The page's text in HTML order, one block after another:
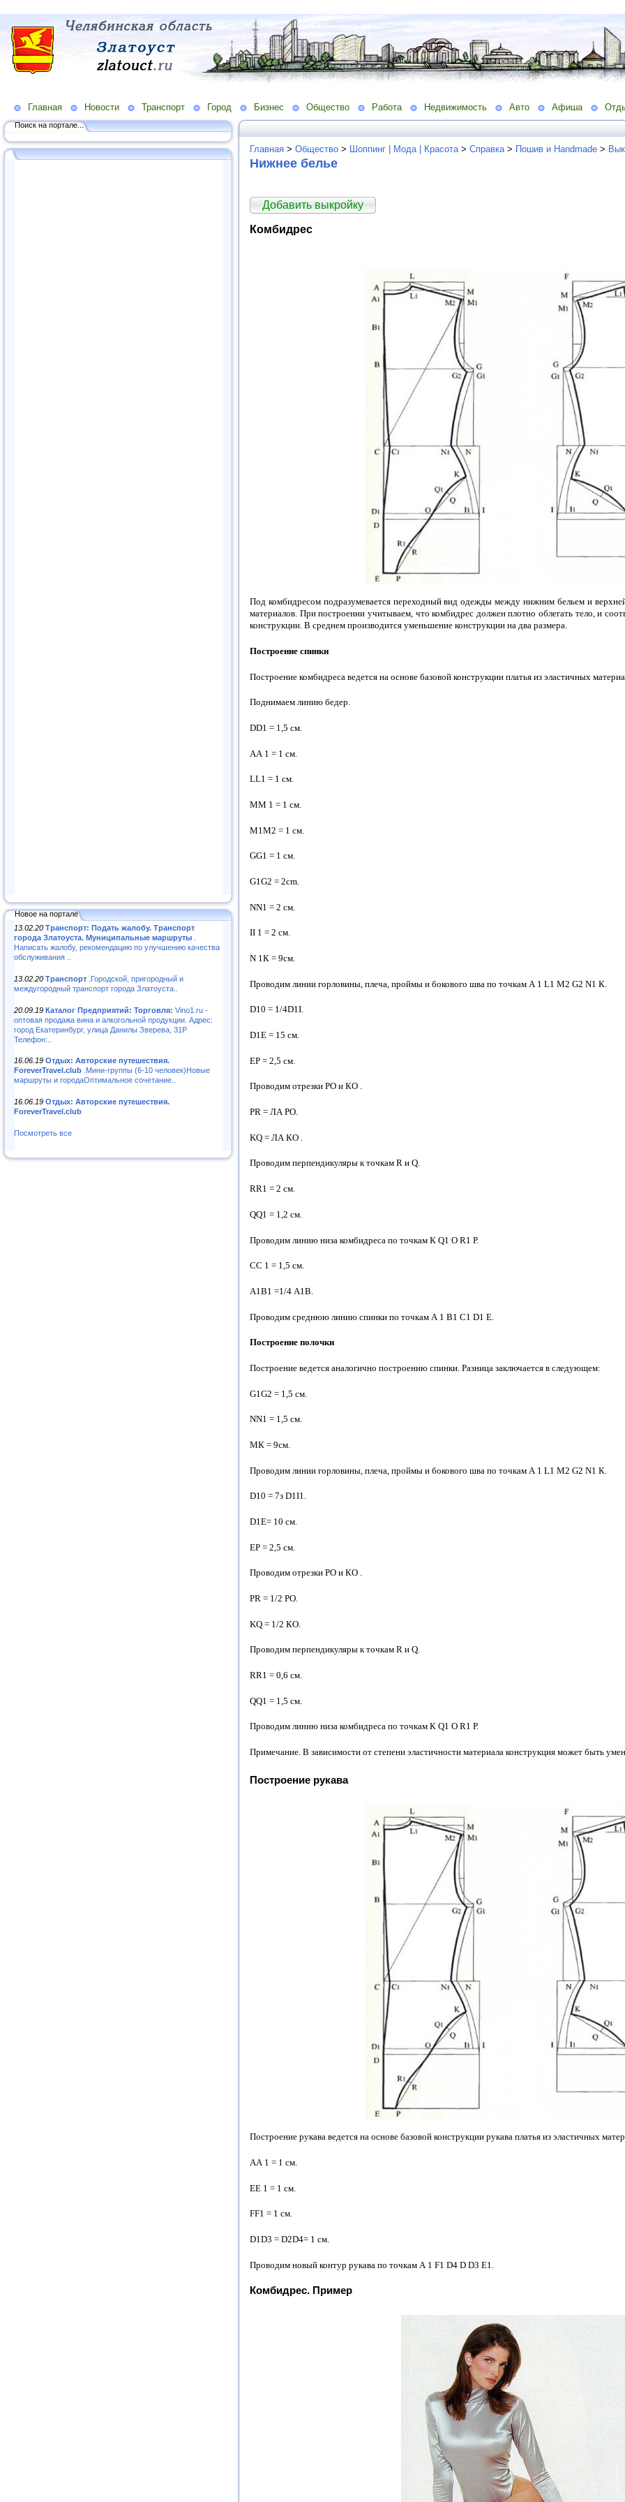
Главная Новости Транспорт Город Бизнес Общество Работа Недвижимость Авто Афиша
Поиск на портале...
Новое на портале
13.02.20 Транспорт: Подать жалобу. Транспорт
города Златоуста. Муниципальные маршруты
Написать жалобу, рекомендацию по улучшению качества
обслуживания ..
13.02.20 Транспорт .Городской, пригородный и
междугородный транспорт города Златоуста..
20.09.19 Каталог Предприятий: Торговля: Vino1.ru -
оптовая продажа вина и алкогольной продукции. Адрес:
город Екатеринбург, улица Данилы Зверева, 31Р
Телефон:..
16.06.19 Отдых: Авторские путешествия.
ForeverTravel.club .Мини-группы (6-10 человек)Новые
маршруты и городаОптимальное сочетание..
16.06.19 Отдых: Авторские путешествия.
ForeverTravel.club
Посмотреть все
Главная > Общество > Шоппинг | Мода | Красота > Справка > Пошив и Handmade >
Нижнее белье
Добавить выкройку
Комбидрес
Под комбидресом подразумевается переходный вид одежды между нижним бельем и
материалов. При построении учитываем, что комбидрес должен плотно облегать тело, и
конструкции. В среднем производится уменьшение конструкции на два размера.
Построение спинки
Построение комбидреса ведется на основе базовой конструкции платья из эластичных
Поднимаем линию бедер.
DD1 = 1,5 см.
АА 1 = 1 см.
LL1 = 1 см.
ММ 1 = 1 см.
М1М2 = 1 см.
GG1 = 1 см.
G1G2 = 2cm.
NN1 = 2 см.
II 1 = 2 см.
N 1К = 9см.
Проводим линии горловины, плеча, проймы и бокового шва по точкам А 1 L1 М2 G2 N1 К.
D10 = 1/4D1I.
D1E = 15 см.
ЕР = 2,5 см.
Проводим отрезки РО и КО .
PR = ЛА РО.
KQ = ЛА КО .
Проводим перпендикуляры к точкам R и Q.
RR1 = 2 см.
QQ1 = 1,2 см.
Проводим линию низа комбидреса по точкам К Q1 О R1 Р.
СС 1 = 1,5 см.
А1В1 =1/4 А1В.
Проводим среднюю линию спинки по точкам А 1 В1 С1 D1 Е.
Построение полочки
Построение ведется аналогично построению спинки. Разница заключается в следующем:
G1G2 = 1,5 см.
NN1 = 1,5 см.
МК = 9см.
Проводим линии горловины, плеча, проймы и бокового шва по точкам А 1 L1 М2 G2 N1 К.
D10 = 7з D1I1.
D1E= 10 см.
ЕР = 2,5 см.
Проводим отрезки РО и КО .
PR = 1/2 РО.
KQ = 1/2 КО.
Проводим перпендикуляры к точкам R и Q.
RR1 = 0,6 см.
QQ1 = 1,5 см.
Проводим линию низа комбидреса по точкам К Q1 О R1 Р.
Примечание. В зависимости от степени эластичности материала конструкция может быть
Построение рукава
Построение рукава ведется на основе базовой конструкции рукава платья из эластичных
АА 1 = 1 см.
ЕЕ 1 = 1 см
FF1 = 1 см.
D1D3 = D2D4= 1 см.
Проводим новый контур рукава по точкам А 1 F1 D4 D D3 Е1.
Комбидрес. Пример